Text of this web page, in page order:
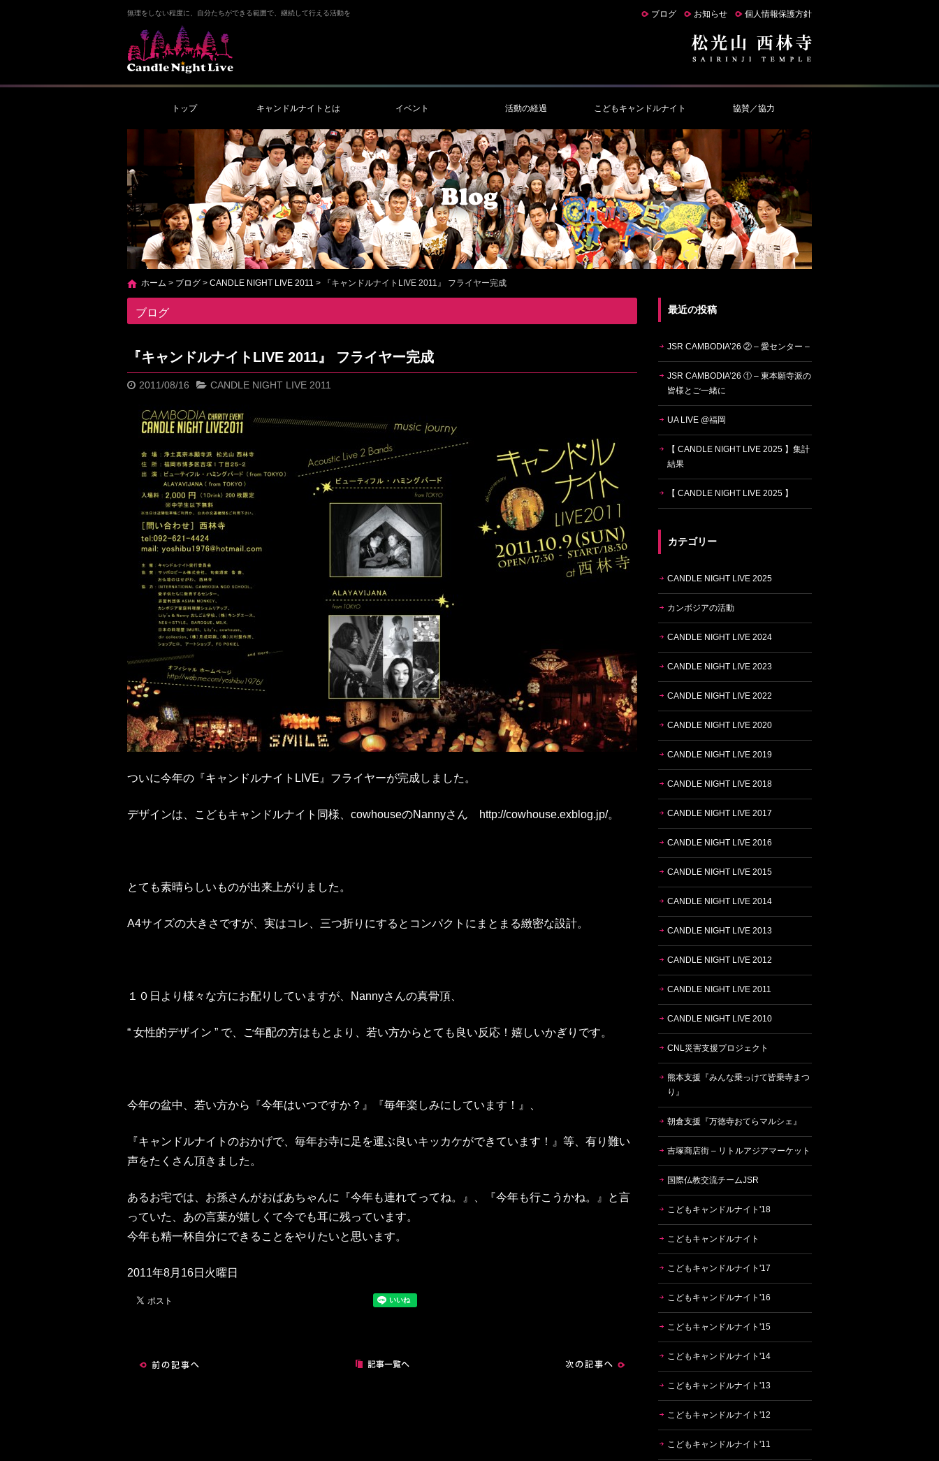
無理をしない程度に、自分たちができる範囲で、継続して行える活動を ブログ お知らせ 個人情報保護方針
トップ キャンドルナイトとは イベント 活動の経過 こどもキャンドルナイト 協賛／協力
ホーム > ブログ > CANDLE NIGHT LIVE 2011 > 『キャンドルナイトLIVE 2011』 フライヤー完成
ブログ
『キャンドルナイトLIVE 2011』 フライヤー完成
2011/08/16 CANDLE NIGHT LIVE 2011
ついに今年の『キャンドルナイトLIVE』フライヤーが完成しました。
デザインは、こどもキャンドルナイト同様、cowhouseのNannyさん http://cowhouse.exblog.jp/。
とても素晴らしいものが出来上がりました。
A4サイズの大きさですが、実はコレ、三つ折りにするとコンパクトにまとまる緻密な設計。
１０日より様々な方にお配りしていますが、Nannyさんの真骨頂、
“ 女性的デザイン ” で、ご年配の方はもとより、若い方からとても良い反応！嬉しいかぎりです。
今年の盆中、若い方から『今年はいつですか？』『毎年楽しみにしています！』、
『キャンドルナイトのおかげで、毎年お寺に足を運ぶ良いキッカケができています！』等、有り難い
声をたくさん頂きました。
あるお宅では、お孫さんがおばあちゃんに『今年も連れてってね。』、『今年も行こうかね。』と言
っていた、あの言葉が嬉しくて今でも耳に残っています。
今年も精一杯自分にできることをやりたいと思います。
2011年8月16日火曜日
最近の投稿
JSR CAMBODIA’26 ② – 愛センター –
JSR CAMBODIA’26 ① – 東本願寺派の
皆様とご一緒に
UA LIVE @福岡
【 CANDLE NIGHT LIVE 2025 】集計
結果
【 CANDLE NIGHT LIVE 2025 】
カテゴリー
CANDLE NIGHT LIVE 2025
カンボジアの活動
CANDLE NIGHT LIVE 2024
CANDLE NIGHT LIVE 2023
CANDLE NIGHT LIVE 2022
CANDLE NIGHT LIVE 2020
CANDLE NIGHT LIVE 2019
CANDLE NIGHT LIVE 2018
CANDLE NIGHT LIVE 2017
CANDLE NIGHT LIVE 2016
CANDLE NIGHT LIVE 2015
CANDLE NIGHT LIVE 2014
CANDLE NIGHT LIVE 2013
CANDLE NIGHT LIVE 2012
CANDLE NIGHT LIVE 2011
CANDLE NIGHT LIVE 2010
CNL災害支援プロジェクト
熊本支援『みんな乗っけて皆乗寺まつ
り』
朝倉支援『万徳寺おてらマルシェ』
吉塚商店街 – リトルアジアマーケット
国際仏教交流チームJSR
こどもキャンドルナイト'18
こどもキャンドルナイト
こどもキャンドルナイト'17
こどもキャンドルナイト'16
こどもキャンドルナイト'15
こどもキャンドルナイト'14
こどもキャンドルナイト'13
こどもキャンドルナイト'12
こどもキャンドルナイト'11